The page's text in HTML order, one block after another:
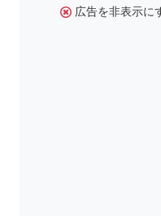
広告を非表示に